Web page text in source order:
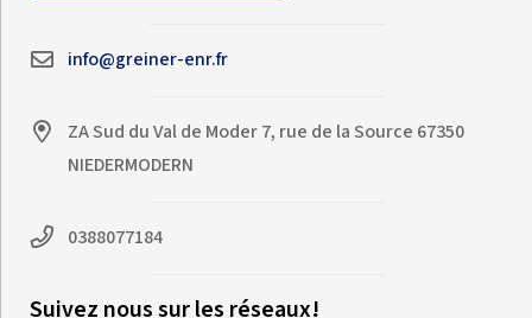
info@greiner-enr.fr
ZA Sud du Val de Moder 7, rue de la Source 67350
NIEDERMODERN
0388077184
Suivez nous sur les réseaux!